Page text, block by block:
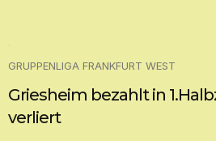
GRUPPENLIGA FRANKFURT WEST
Griesheim bezahlt in
verliert